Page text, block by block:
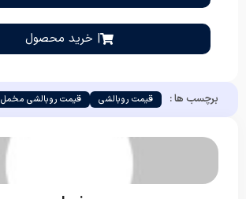
| خرید محصول
برچسب ها : قیمت روبالشی قیمت روبالشی مخمل